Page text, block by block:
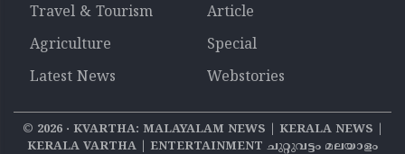
Travel & Tourism
Article
Agriculture
Special
Latest News
Webstories
© 2026‧ KVARTHA: MALAYALAM NEWS | KERALA NEWS |
KERALA VARTHA | ENTERTAINMENT ചുറ്റുവട്ടം മലയാളം